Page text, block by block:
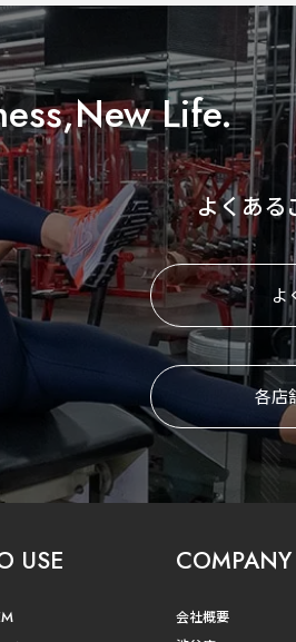
Life.
よくある
よ
各店
USE COMPANY
会社概要